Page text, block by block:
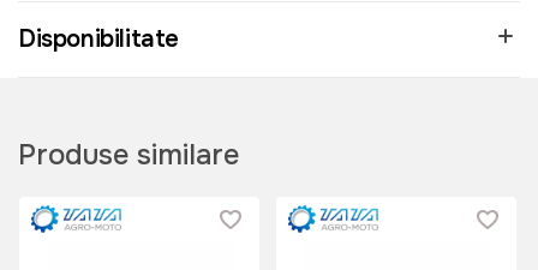
Disponibilitate
Produse similare